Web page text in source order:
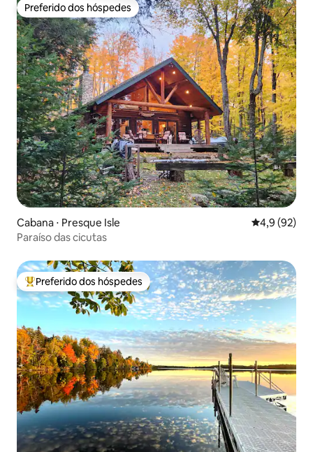
Preferido dos hóspedes
Preferido dos hóspedes
Cabana ⋅ Presque Isle 4,9 de uma
4,9 (92)
Paraíso das cicutas
Entre os melhores preferidos dos hóspedes
Preferido dos hóspedes